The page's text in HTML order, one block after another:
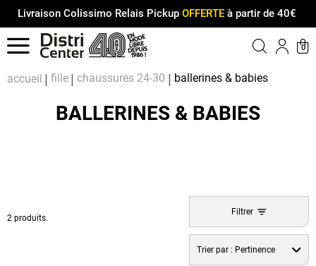
Livraison Colissimo Relais Pickup OFFERTEà partir de 40€
Menu
0
accueil fille chaussures 24-30 ballerines & babies
BALLERINES & BABIES
2 produits.
Filtrer
Trier par : Pertinence